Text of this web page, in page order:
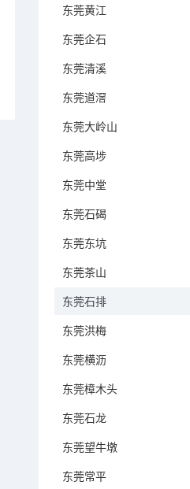
东莞黄江
东莞企石
东莞清溪
东莞道滘
东莞大岭山
东莞高埗
东莞中堂
东莞石碣
东莞东坑
东莞茶山
东莞石排
东莞洪梅
东莞横沥
东莞樟木头
东莞石龙
东莞望牛墩
东莞常平